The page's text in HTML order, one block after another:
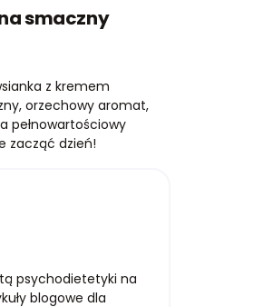
smaczny
z kremem
orzechowy aromat,
pełnowartościowy
zacząć dzień!
psychodietetyki na
blogowe dla